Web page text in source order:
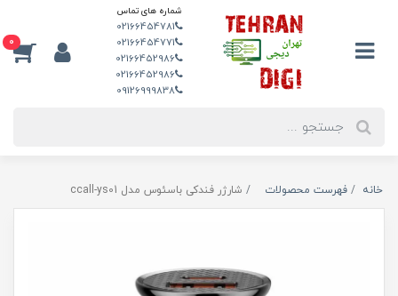
شماره های تماس
02166454781
02166454771
02166452986
02166452986
09126999838
0
خانه فهرست محصولات شارژر فندکی باسئوس مدل ccall-ys01